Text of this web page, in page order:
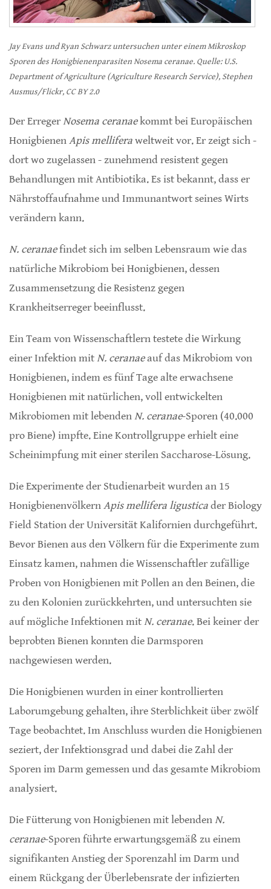
Jay Evans und Ryan Schwarz untersuchen unter einem Mikroskop
Sporen des Honigbienenparasiten Nosema ceranae. Quelle: U.S.
Department of Agriculture (Agriculture Research Service), Stephen
Ausmus/Flickr, CC BY 2.0
Der ErregerNosema ceranaekommt bei Europäischen
HonigbienenApis melliferaweltweit vor. Er zeigt sich -
dort wo zugelassen - zunehmend resistent gegen
Behandlungen mit Antibiotika. Es ist bekannt, dass er
Nährstoffaufnahme und Immunantwort seines Wirts
verändern kann.
N. ceranaefindet sich im selben Lebensraum wie das
natürliche Mikrobiom bei Honigbienen, dessen
Zusammensetzung die Resistenz gegen
Krankheitserreger beeinflusst.
Ein Team von Wissenschaftlern testete die Wirkung
einer Infektion mitN. ceranaeauf das Mikrobiom von
Honigbienen, indem es fünf Tage alte erwachsene
Honigbienen mit natürlichen, voll entwickelten
Mikrobiomen mit lebendenN. ceranae-Sporen (40.000
pro Biene) impfte. Eine Kontrollgruppe erhielt eine
Scheinimpfung mit einer sterilen Saccharose-Lösung.
Die Experimente der Studienarbeit wurden an 15
HonigbienenvölkernApis mellifera ligusticader Biology
Field Station der Universität Kalifornien durchgeführt.
Bevor Bienen aus den Völkern für die Experimente zum
Einsatz kamen, nahmen die Wissenschaftler zufällige
Proben von Honigbienen mit Pollen an den Beinen, die
zu den Kolonien zurückkehrten, und untersuchten sie
auf mögliche Infektionen mitN. ceranae. Bei keiner der
beprobten Bienen konnten die Darmsporen
nachgewiesen werden.
Die Honigbienen wurden in einer kontrollierten
Laborumgebung gehalten, ihre Sterblichkeit über zwölf
Tage beobachtet. Im Anschluss wurden die Honigbienen
seziert, der Infektionsgrad und dabei die Zahl der
Sporen im Darm gemessen und das gesamte Mikrobiom
analysiert.
Die Fütterung von Honigbienen mit lebendenN.
ceranae-Sporen führte erwartungsgemäß zu einem
signifikanten Anstieg der Sporenzahl im Darm und
einem Rückgang der Überlebensrate der infizierten